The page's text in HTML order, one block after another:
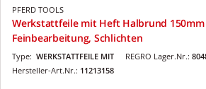
PFERD TOOLS
Werkstattfeile mit Heft Halbrund
Feinbearbeitung, Schlichten
REGRO Lager.Nr.:
Type: WERKSTATTFEILE MIT
Hersteller-Art.Nr.: 11213158